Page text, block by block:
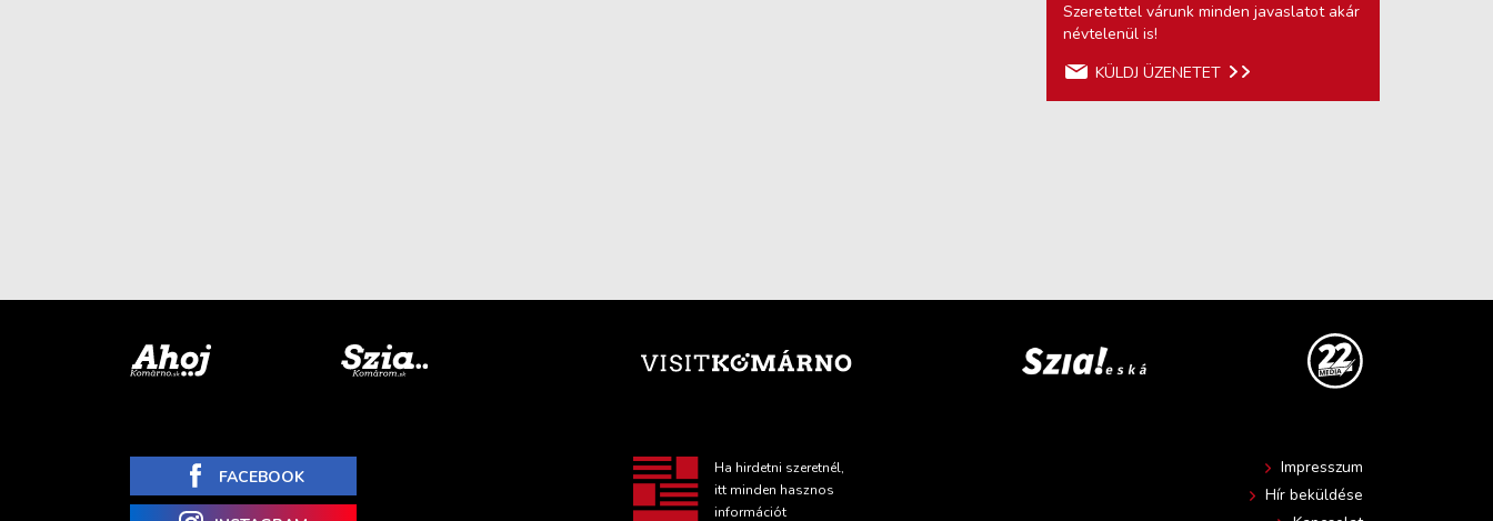
Szeretettel várunk minden javaslatot akár
névtelenül is!
KÜLDJ ÜZENETET
FACEBOOK
Ha hirdetni szeretnél,
itt minden hasznos
információt
Impresszum
Hír beküldése